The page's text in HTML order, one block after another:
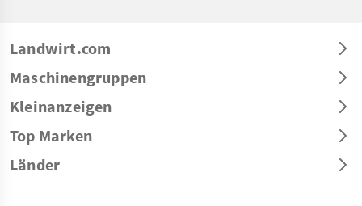
Landwirt.com
Maschinengruppen
Kleinanzeigen
Top Marken
Länder